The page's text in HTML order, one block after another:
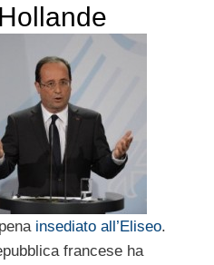
insediato all’Eliseo.
francese ha